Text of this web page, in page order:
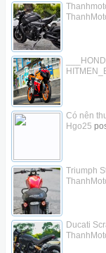
Có nên
Hgo25
Triumph
Ducati